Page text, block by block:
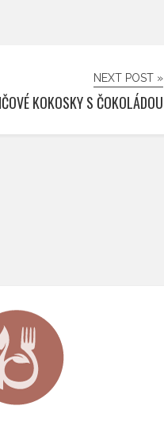
NEXT POST »
KOKOSKY S ČOKOLÁDOU